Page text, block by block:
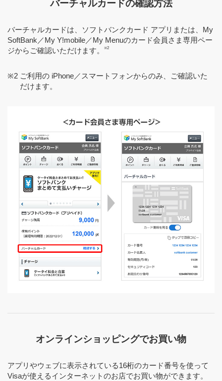
バーチャルカードの確認方法
バーチャルカードは、ソフトバンクカード アプリまたは、My
SoftBank／My Y!mobile／My Menuのカード会員さま専用ペー
ジからご確認いただけます。
※2
※2 ご利用の iPhone／スマートフォンからのみ、ご確認いた
だけます。
オンラインショッピングでお買い物
アプリやウェブに表示されている16桁のカード番号を使って
Visaが使えるインターネットのお店でお買い物ができます。